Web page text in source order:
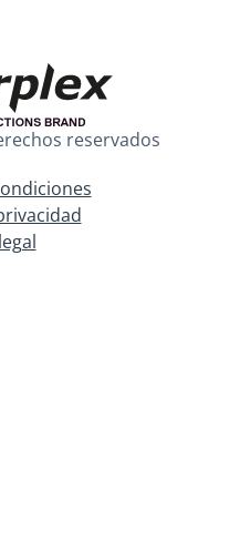
reservados